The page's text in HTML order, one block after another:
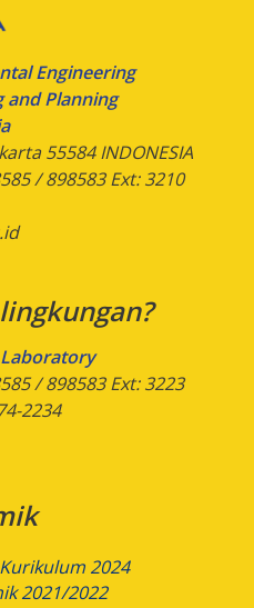
Engineering
and Planning
55584 INDONESIA
/ 898583 Ext: 3210
/ 898583 Ext: 3223
2234
2024
2021/2022